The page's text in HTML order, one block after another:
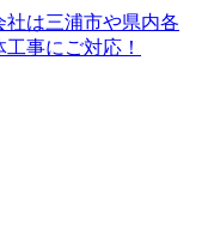
は三浦市や県内各
事にご対応！